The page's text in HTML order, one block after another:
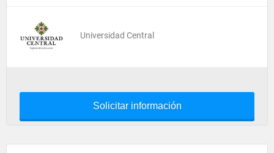
Universidad Central
Solicitar información